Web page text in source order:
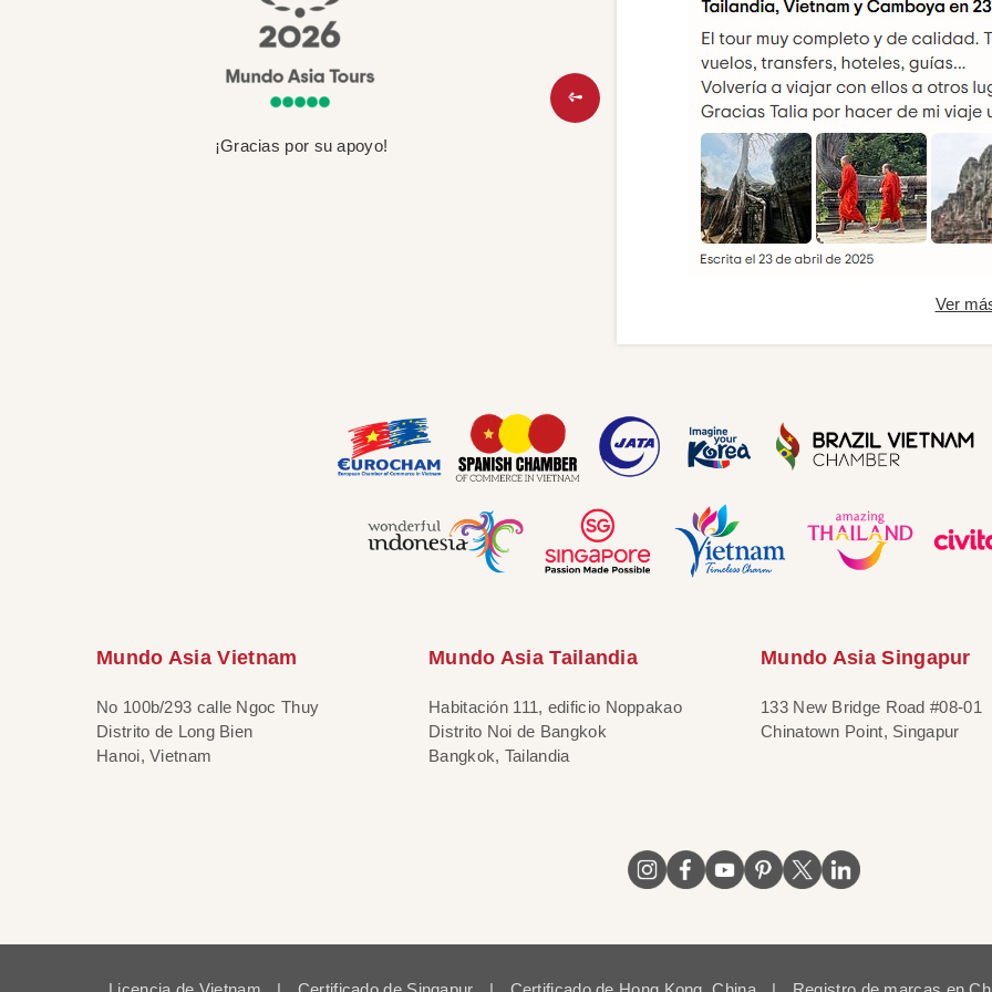
¡Gracias por su apoyo!
Ver
Mundo Asia Vietnam
No 100b/293 calle Ngoc Thuy
Distrito de Long Bien
Hanoi, Vietnam
Mundo Asia Tailandia
Habitación 111, edificio Noppakao
Distrito Noi de Bangkok
Bangkok, Tailandia
Mundo Asia Singapur
133 New Bridge Road #08-01
Chinatown Point, Singapur